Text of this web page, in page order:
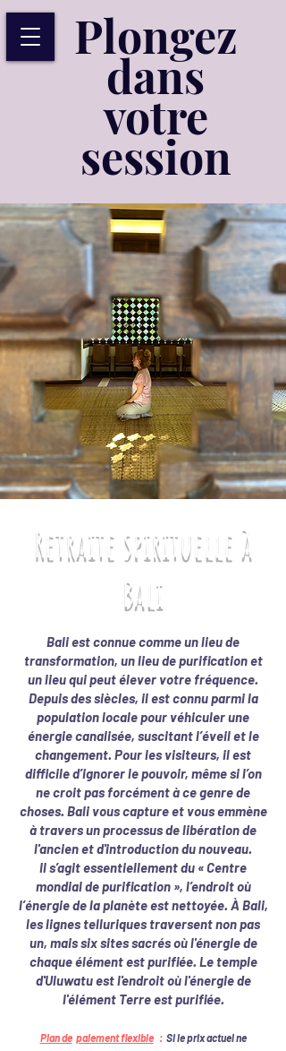
Plongez
dans
votre
session
Retraite spirituelle à
Bali
Bali est connue comme un lieu de
transformation, un lieu de purification et
un lieu qui peut élever votre fréquence.
Depuis des siècles, il est connu parmi la
population locale pour véhiculer une
énergie canalisée, suscitant l’éveil et le
changement. Pour les visiteurs, il est
difficile d’ignorer le pouvoir, même si l’on
ne croit pas forcément à ce genre de
choses. Bali vous capture et vous emmène
à travers un processus de libération de
l'ancien et d'introduction du nouveau.
Il s’agit essentiellement du « Centre
mondial de purification », l’endroit où
l’énergie de la planète est nettoyée. À Bali,
les lignes telluriques traversent non pas
un, mais six sites sacrés où l'énergie de
chaque élément est purifiée. Le temple
d'Uluwatu est l'endroit où l'énergie de
l'élément Terre est purifiée.
Plan de paiement flexible : Si le prix actuel ne